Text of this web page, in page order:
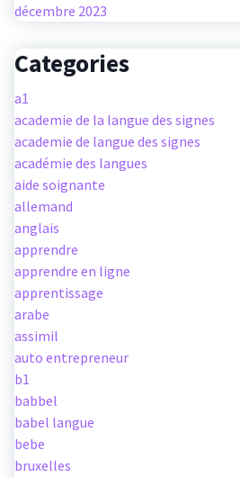
décembre 2023
Categories
a1
academie de la langue des signes
academie de langue des signes
académie des langues
aide soignante
allemand
anglais
apprendre
apprendre en ligne
apprentissage
arabe
assimil
auto entrepreneur
b1
babbel
babel langue
bebe
bruxelles